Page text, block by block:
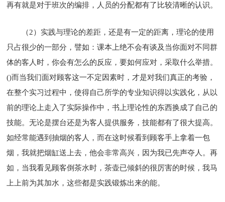
再有就是对于班次的编排，人员的分配都有了比较清晰的认识。
（2）实践与理论的差距，还是有一定的距离，理论的使用
只占很少的一部分，譬如：课本上绝不会有谈及当你面对不同群
体的客人时，你会有怎么的反应，要如何应对，采取什么举措。
()而当我们面对顾客这一不定因素时，才是对我们真正的考验，
在整个实习过程中，使得自己所学的专业知识得以实践化，从以
前的理论上走入了实际操作中，书上理论性的东西换成了自己的
技能。无论是摆台还是为客人提供服务，技能都有了很大提高。
如经常能遇到抽烟的客人，而在这时候看到顾客手上拿着一包
烟，我就把烟缸送上去，他会非常高兴，因为我已先声夺人。再
如，当我看见顾客倒茶水时，茶壶已倾斜的很厉害的时候，我马
上上前为其加水，这些都是实践锻炼出来的能。